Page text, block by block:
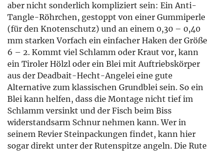
aber nicht sonderlich kompliziert sein: Ein Anti-
Tangle-Röhrchen, gestoppt von einer Gummiperle
(für den Knotenschutz) und an einem 0,30 – 0,40
mm starken Vorfach ein einfacher Haken der Größe
6 – 2. Kommt viel Schlamm oder Kraut vor, kann
ein Tiroler Hölzl oder ein Blei mit Auftriebskörper
aus der Deadbait-Hecht-Angelei eine gute
Alternative zum klassischen Grundblei sein. So ein
Blei kann helfen, dass die Montage nicht tief im
Schlamm versinkt und der Fisch beim Biss
widerstandsarm Schnur nehmen kann. Wer in
seinem Revier Steinpackungen findet, kann hier
sogar direkt unter der Rutenspitze angeln. Die Rute